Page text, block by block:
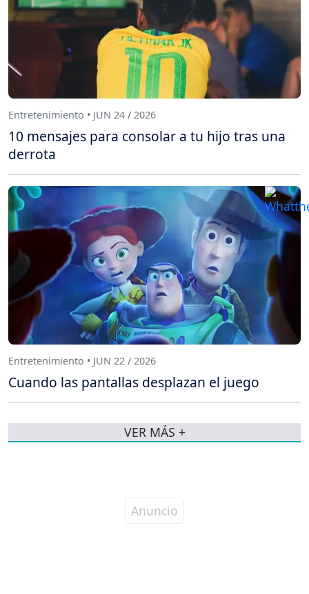
Entretenimiento • JUN 24 / 2026
10 mensajes para consolar a tu hijo tras una
derrota
Entretenimiento • JUN 22 / 2026
Cuando las pantallas desplazan el juego
VER MÁS +